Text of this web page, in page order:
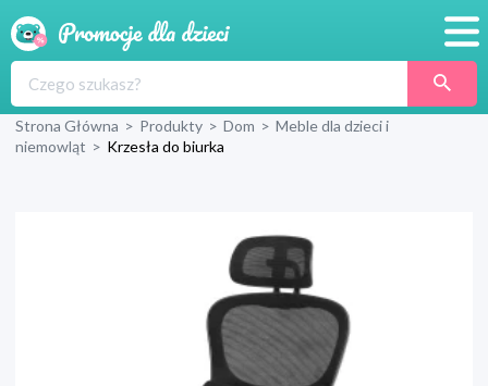
Produkty
Blog
Wyprawka
Strona Główna > Produkty > Dom > Meble dla dzieci i
niemowląt > Krzesła do biurka